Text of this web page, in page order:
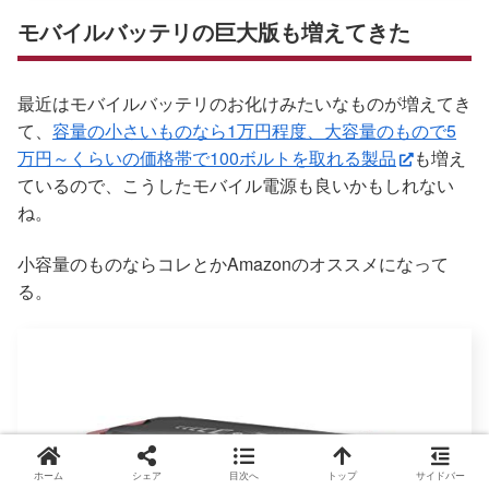
モバイルバッテリの巨大版も増えてきた
最近はモバイルバッテリのお化けみたいなものが増えてき
て、 容量の小さいものなら1万円程度、大容量のもので5
万円～くらいの価格帯で100ボルトを取れる製品
も増え
ているので、こうしたモバイル電源も良いかもしれない
ね。
小容量のものならコレとかAmazonのオススメになって
る。
ホーム シェア 目次へ トップ サイドバー